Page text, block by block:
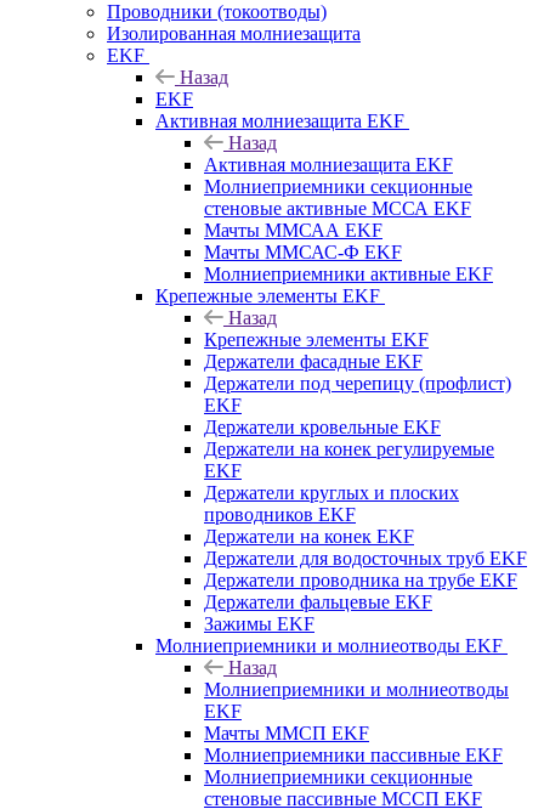
Проводники (токоотводы)
Изолированная молниезащита
EKF
Назад
EKF
Активная молниезащита EKF
Назад
Активная молниезащита EKF
Молниеприемники секционные
стеновые активные МССА EKF
Мачты ММСАА EKF
Мачты ММСАС-Ф EKF
Молниеприемники активные EKF
Крепежные элементы EKF
Назад
Крепежные элементы EKF
Держатели фасадные EKF
Держатели под черепицу (профлист)
EKF
Держатели кровельные EKF
Держатели на конек регулируемые
EKF
Держатели круглых и плоских
проводников EKF
Держатели на конек EKF
Держатели для водосточных труб EKF
Держатели проводника на трубе EKF
Держатели фальцевые EKF
Зажимы EKF
Молниеприемники и молниеотводы EKF
Назад
Молниеприемники и молниеотводы
EKF
Мачты ММСП EKF
Молниеприемники пассивные EKF
Молниеприемники секционные
стеновые пассивные МССП EKF